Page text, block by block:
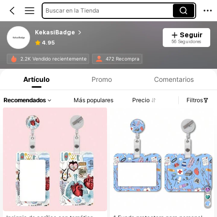
Buscar en la Tienda
KekasiBadge
4.95
Seguir
56 Seguidores
2.2K Vendido recientemente 472 Recompra
Artículo Promo Comentarios
Recomendados Más populares Precio Filtros